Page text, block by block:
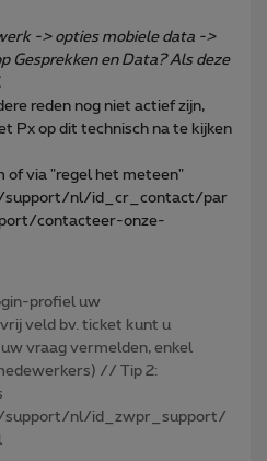
-> opties mobiele data ->
Gesprekken en Data? Als deze
reden nog niet actief zijn,
Px op dit technisch na te kijken
of via "regel het meteen"
support/nl/id_cr_contact/par
contacteer-onze-
profiel uw
veld bv. ticket kunt u
vraag vermelden, enkel
// Tip 2:
support/nl/id_zwpr_support/